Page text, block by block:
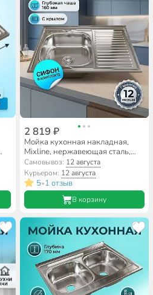
2 819 ₽
Мойка кухонная накладная,
Mixline, нержавеющая сталь,
800х600 мм, правая, 0.6 мм, с
сифоном
Самовывоз: 12 августа
Курьером: 12 августа
5•1 отзыв
В корзину